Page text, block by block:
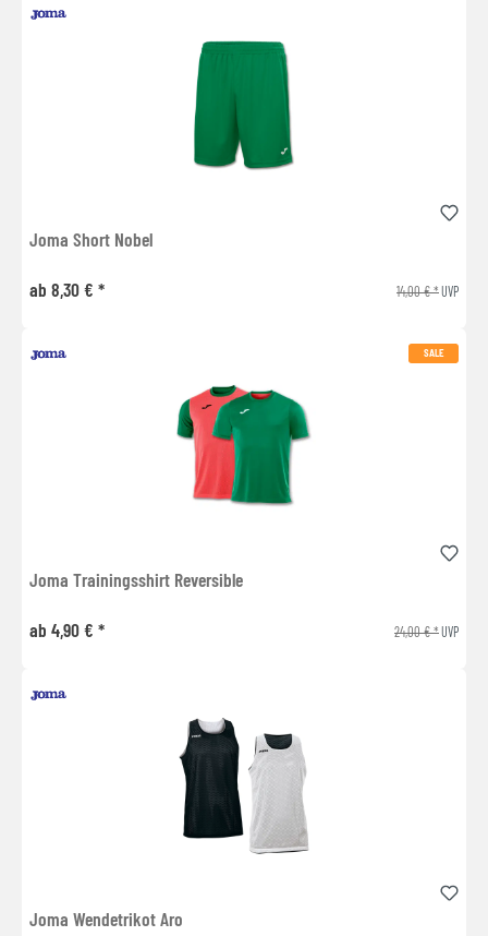
Joma Short Nobel
ab 8,30 € * 14,00 € *UVP
SALE
Joma Trainingsshirt Reversible
ab 4,90 € * 24,00 € *UVP
Joma Wendetrikot Aro